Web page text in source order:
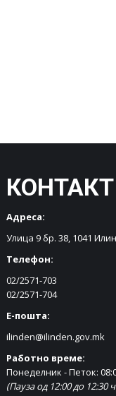
Адреса:
Улица 9 бр. 38, 1041
Телефон:
02/2571-703
02/2571-704
Е-пошта:
ilinden@ilinden.gov.mk
Работно време:
Понеделник - Петок:
(Пауза од 12:00 до 12:30